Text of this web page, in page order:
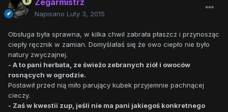
Zegarmistrz
Napisano Luty 3, 2015
Obsługa była sprawna, w kilka chwil zabrała płaszcz i przynosząc
ciepły ręcznik w zamian. Domyślałaś się że owo ciepło nie było
natury zwyczajnej.
- A to pani herbata, ze świeżo zebranych ziół i owoców
rosnących w ogrodzie.
Postawił przed nią miło parujący kubek przyjemnie pachnącej
cieczy.
- Zaś w kwestii zup, jeśli nie ma pani jakiegoś konkretnego